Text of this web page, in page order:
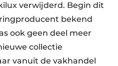
verwijderd. Begin dit
bekend
ook geen deel meer
collectie
vanuit de vakhandel